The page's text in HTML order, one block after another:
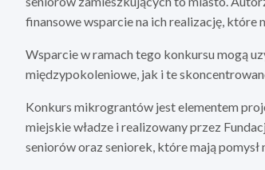
finansowe wsparcie na ich realizację, które
Wsparcie w ramach tego konkursu mogą
międzypokoleniowe, jak i te
Konkurs mikrograntów jest elementem
miejskie władze i realizowany przez
seniorów oraz seniorek, które mają